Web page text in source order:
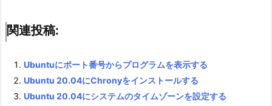
関連投稿:
Ubuntuにポート番号からプログラムを表示する
Ubuntu 20.04にChronyをインストールする
Ubuntu 20.04にシステムのタイムゾーンを設定する